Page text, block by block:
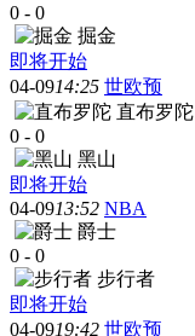
0 - 0
掘金
即将开始
04-0914:25 世欧预
直布罗陀
0 - 0
黑山
即将开始
04-0913:52 NBA
爵士
0 - 0
步行者
即将开始
04-0919:42 世欧预